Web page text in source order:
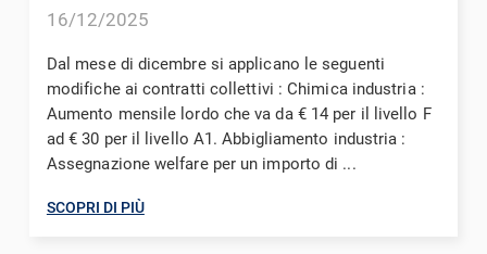
16/12/2025
Dal mese di dicembre si applicano le seguenti
modifiche ai contratti collettivi : Chimica industria :
Aumento mensile lordo che va da € 14 per il livello F
ad € 30 per il livello A1. Abbigliamento industria :
Assegnazione welfare per un importo di ...
SCOPRI DI PIÙ